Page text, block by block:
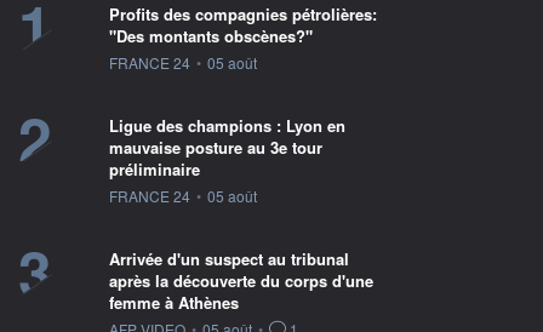
1
Profits des compagnies pétrolières:
"Des montants obscènes?"
information fournie par
FRANCE 24 • 05 août
2
Ligue des champions : Lyon en
mauvaise posture au 3e tour
préliminaire
information fournie par
FRANCE 24 • 05 août
3
Arrivée d'un suspect au tribunal
après la découverte du corps d'une
femme à Athènes
information fournie par